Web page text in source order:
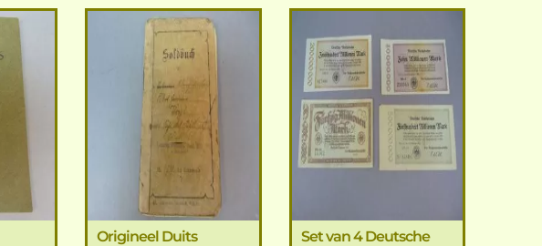
Origineel Duits
Set van 4 Deutsche